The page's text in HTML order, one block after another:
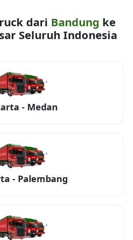
dari Bandung ke
Seluruh Indonesia
- Medan
- Palembang